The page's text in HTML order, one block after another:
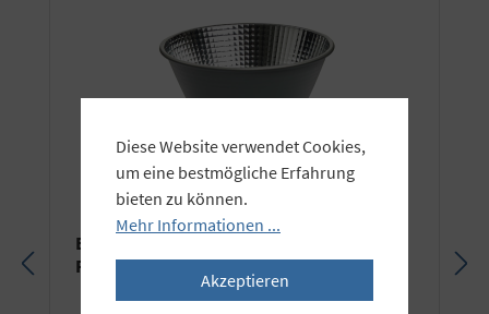
Elinchrom OCF Hyper Performance
Reflektor
Diese Website verwendet Cookies,
um eine bestmögliche Erfahrung
bieten zu können.
Mehr Informationen ...
Akzeptieren